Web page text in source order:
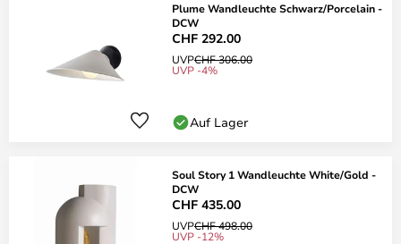
Plume Wandleuchte Schwarz/Porcelain -
DCW
CHF 292.00
UVPCHF 306.00
UVP -4%
Auf Lager
Soul Story 1 Wandleuchte White/Gold -
DCW
CHF 435.00
UVPCHF 498.00
UVP -12%